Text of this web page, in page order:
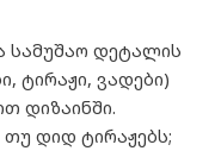
სამუშაო დეტალის
ტირაჟი, ვადები)
დიზაინში.
თუ დიდ ტირაჟებს;